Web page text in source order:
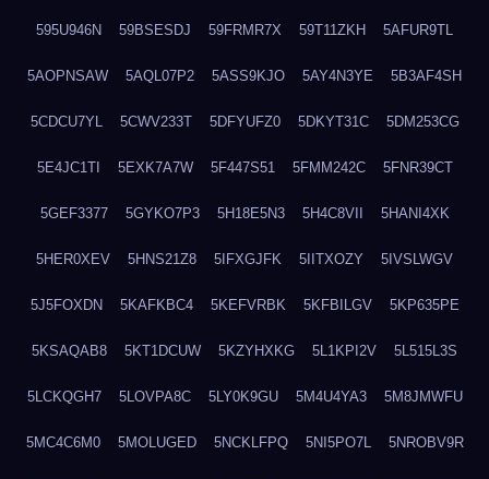
595U946N 59BSESDJ 59FRMR7X 59T11ZKH 5AFUR9TL
5AOPNSAW 5AQL07P2 5ASS9KJO 5AY4N3YE 5B3AF4SH
5CDCU7YL 5CWV233T 5DFYUFZ0 5DKYT31C 5DM253CG
5E4JC1TI 5EXK7A7W 5F447S51 5FMM242C 5FNR39CT
5GEF3377 5GYKO7P3 5H18E5N3 5H4C8VII 5HANI4XK
5HER0XEV 5HNS21Z8 5IFXGJFK 5IITXOZY 5IVSLWGV
5J5FOXDN 5KAFKBC4 5KEFVRBK 5KFBILGV 5KP635PE
5KSAQAB8 5KT1DCUW 5KZYHXKG 5L1KPI2V 5L515L3S
5LCKQGH7 5LOVPA8C 5LY0K9GU 5M4U4YA3 5M8JMWFU
5MC4C6M0 5MOLUGED 5NCKLFPQ 5NI5PO7L 5NROBV9R